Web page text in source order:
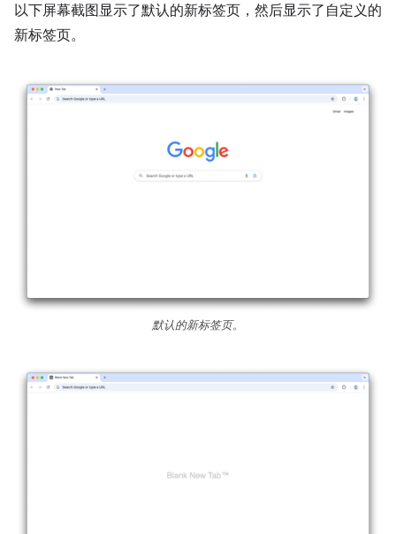
以下屏幕截图显示了默认的新标签页，然后显示了自定义的
新标签页。
默认的新标签页。